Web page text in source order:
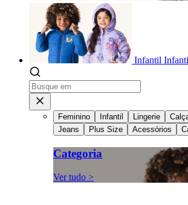
Infantil
Feminino Infantil Lingerie
Jeans
Plus Size Acessórios
Categoria
Ver tudo >